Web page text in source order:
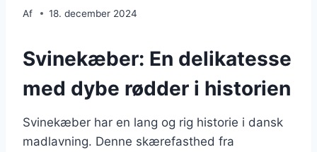
Af 18. december 2024
Svinekæber: En delikatesse
med dybe rødder i historien
Svinekæber har en lang og rig historie i dansk
madlavning. Denne skærefasthed fra